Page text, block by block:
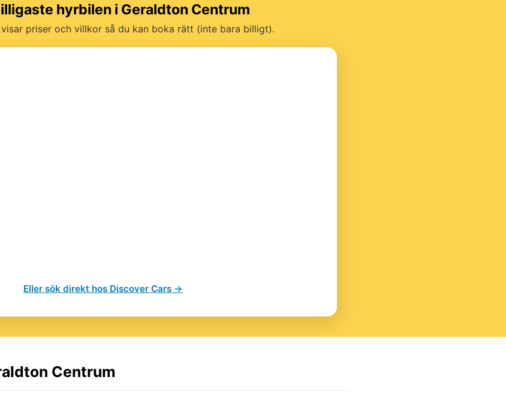
hyrbilen i Geraldton Centrum
priser och villkor så du kan boka rätt (inte bara billigt).
Eller sök direkt hos Discover Cars →
Centrum